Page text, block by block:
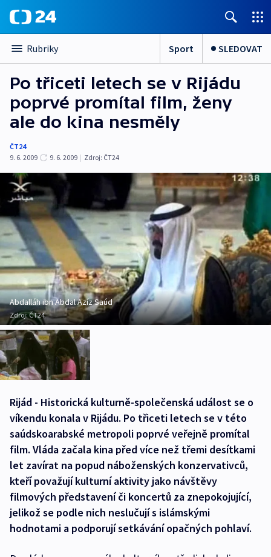
Rubriky Sport SLEDOVAT
Po třiceti letech se v Rijádu
poprvé promítal film, ženy
ale do kina nesměly
ČT24
9. 6. 2009
9. 6. 2009 | Zdroj: ČT24
Abdalláh ibn Abdal Azíz Saúd
Zdroj:ČT24
Rijád - Historická kulturně-společenská událost se o
víkendu konala v Rijádu. Po třiceti letech se v této
saúdskoarabské metropoli poprvé veřejně promítal
film. Vláda začala kina před více než třemi desítkami
let zavírat na popud náboženských konzervativců,
kteří považují kulturní aktivity jako návštěvy
filmových představení či koncertů za znepokojující,
jelikož se podle nich neslučují s islámskými
hodnotami a podporují setkávání opačných pohlaví.